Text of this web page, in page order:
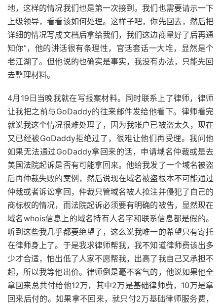
地，这样的情况我们也是第一次接到。我们也需要请示一下
上级领导，看看该如何处理。这样子吧，你先回去，然后把
详细的情况写成文档后拿给我们，我们这边商量好了后再通
知你”，他的讲话很有条理性，官话套话一大堆，显然是个
老江湖了。但他说的也确实是事实，我没有办法，只能先回
去整理材料。
4月19日当晚我就在写报案材料。同时联系上了律师，律师
让我把之前与GoDaddy的往来邮件发给他看下。律师看完
就说我这个情况很难处理了，因为我帐户已被盗太久，现在
又已经被GoDaddy拒绝过了，很难让他们再受理。我问他
如果无法通过GoDaddy拿回来的话，申请域名仲裁或是去
美国法院起诉是否有可能拿回来。他给我发了一个域名被盗
后再仲裁失败的案例，然后说现在域名被盗根本不可能通过
仲裁或者诉讼拿回，仲裁只管域名被人抢注并侵犯了自己的
商标权的情况，而法院起诉必须要有明确的被告，显然现在
域名whois信息上的域名持有人名字和联系信息都是假的。
听到这些我几乎都要绝望了，这么说我唯一的希望只有寄托
在律师身上了。于是我求律师帮我，我不知道律师费该出多
少才合适，怕出低了人家不愿帮我，出高了我自己又承担不
起，所以我等他出价。律师倒是毫不客气的，他说如果他全
拿回来总共付给他12万，其中2万是基础律师费，10万是拿
回来后付的。如果拿不回来，就只付2万基础律师服务费，